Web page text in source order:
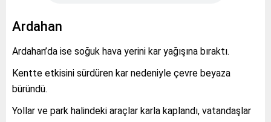
Ardahan
Ardahan’da ise soğuk hava yerini kar yağışına bıraktı.
Kentte etkisini sürdüren kar nedeniyle çevre beyaza
büründü.
Yollar ve park halindeki araçlar karla kaplandı, vatandaşlar